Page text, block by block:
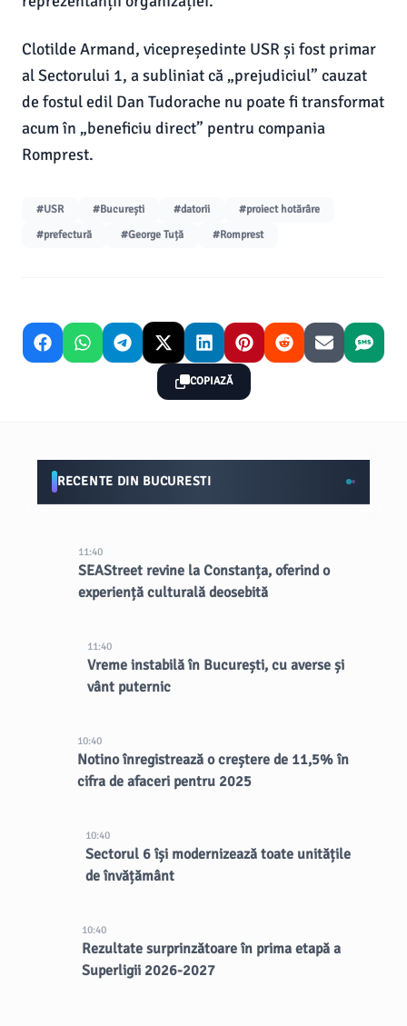
Clotilde Armand, vicepreședinte USR și fost primar
al Sectorului 1, a subliniat că „prejudiciul” cauzat
de fostul edil Dan Tudorache nu poate fi transformat
acum în „beneficiu direct” pentru compania
Romprest.
#USR #București #datorii
#proiect hotărâre
#prefectură
#George Tuță #Romprest
COPIAZĂ
RECENTE DIN BUCURESTI
11:40
SEAStreet revine la Constanța, oferind o
experiență culturală deosebită
11:40
Vreme instabilă în București, cu averse și
vânt puternic
10:40
Notino înregistrează o creștere de 11,5% în
cifra de afaceri pentru 2025
10:40
Sectorul 6 își modernizează toate unitățile
de învățământ
10:40
Rezultate surprinzătoare în prima etapă a
Superligii 2026-2027